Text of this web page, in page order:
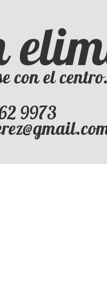
con el centro.
9973